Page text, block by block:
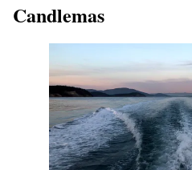
Candlemas